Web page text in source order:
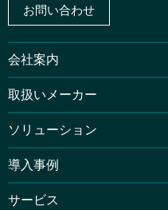
お問い合わせ
会社案内
取扱いメーカー
ソリューション
導入事例
サービス